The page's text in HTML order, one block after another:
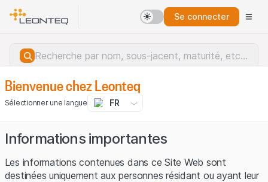
Se connecter
Bienvenue chez Leonteq
Sélectionner une langue FR
Informations importantes
Les informations contenues dans ce Site Web sont
destinées uniquement aux personnes résidant ou ayant leur